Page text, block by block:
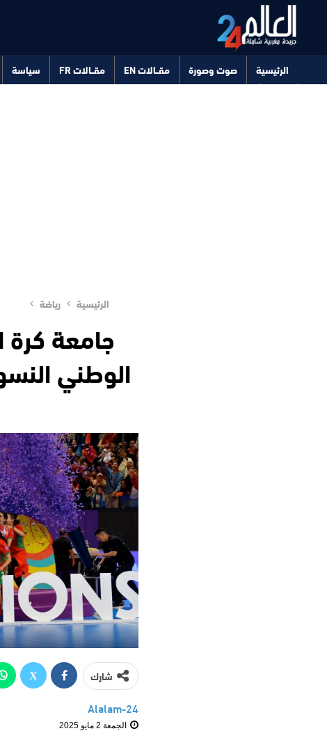
الرئيسية صوت وصورة مقــالات EN مقــالات FR سياسة
الرئيسية رياضة
جامعة كرة
الوطني
شارك
Alalam-24
الجمعة 2 مايو 2025